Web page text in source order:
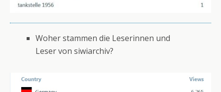
Woher stammen die Leserinnen und
Leser von siwiarchiv?